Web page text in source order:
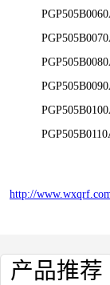
http://
产品推荐